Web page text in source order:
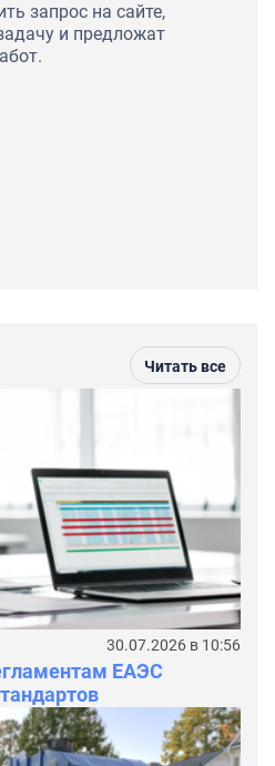
запрос на сайте,
и предложат
Читать все
30.07.2026 в 10:56
ЕАЭС